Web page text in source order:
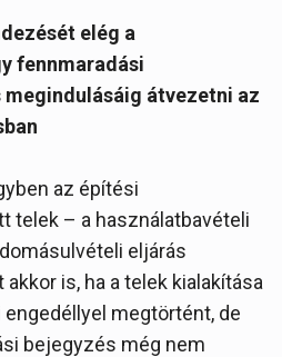
elég a
fennmaradási
átvezetni az
az építési
telek – a használatbavételi
eljárás
is, ha a telek kialakítása
megtörtént, de
bejegyzés még nem